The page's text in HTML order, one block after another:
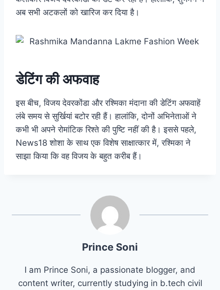
अब सभी अटकलों को खारिज कर दिया है।
डेटिंग की अफवाह
इस बीच, विजय देवरकोंडा और रश्मिका मंदाना की डेटिंग अफवाहें
लंबे समय से सुर्खियां बटोर रही हैं। हालांकि, दोनों अभिनेताओं ने
कभी भी अपने रोमांटिक रिश्ते की पुष्टि नहीं की है। इससे पहले,
News18 शोशा के साथ एक विशेष साक्षात्कार में, रश्मिका ने
साझा किया कि वह विजय के बहुत करीब हैं।
Prince Soni
I am Prince Soni, a passionate blogger, and
content writer, currently studying in b.tech civil